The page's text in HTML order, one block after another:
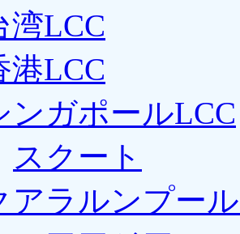
湾LCC
港LCC
ンガポールLCC
スクート
アラルンプー